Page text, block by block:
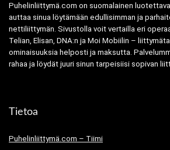
Puhelinliittymä.com on suomalainen
auttaa sinua löytämään edullisimman ja
nettiliittymän. Sivustolla voit vertailla eri
Telian, Elisan, DNA:n ja Moi Mobiilin –
ominaisuuksia helposti ja maksutta.
rahaa ja löydät juuri sinun tarpeisiisi sopivan
Tietoa
Puhelinliittymä.com – Tiimi